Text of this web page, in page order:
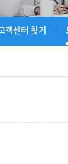
객센터 찾기